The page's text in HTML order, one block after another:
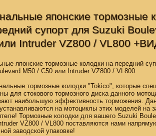
японские тормозные
супорт для Suzuki
Intruder VZ800 / VL800
японские тормозные колодки на передний
M50 / C50 или Intruder VZ800 / VL800.
тормозные колодки "Tokico", которые
для стокового тормозного диска данного
наибольшую эффективность торможения.
на мотоциклы этих моделей на
Тормозные колодки для вашего Suzuki
VZ800 / VL800 поставляются нами
заводской упаковке!
of